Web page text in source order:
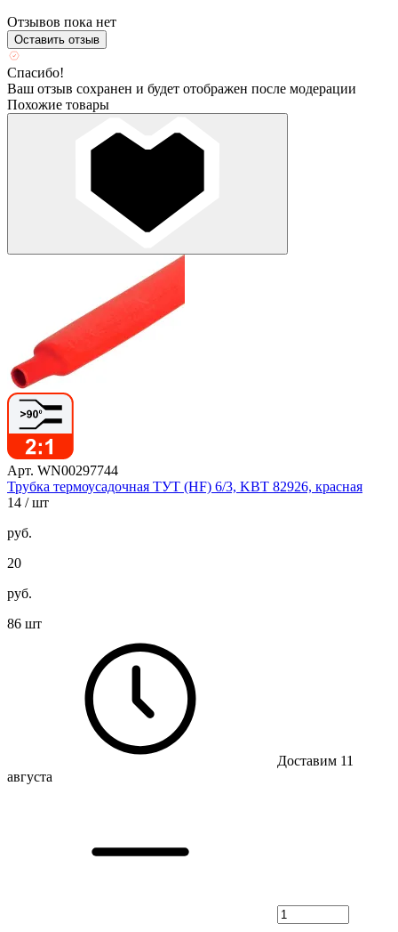
Отзывов пока нет
Оставить отзыв
Спасибо!
Ваш отзыв сохранен и будет отображен после модерации
Похожие товары
Арт. WN00297744
Трубка термоусадочная ТУТ (HF) 6/3, KBT 82926, красная
14 / шт
руб.
20
руб.
86 шт
Доставим 11
августа